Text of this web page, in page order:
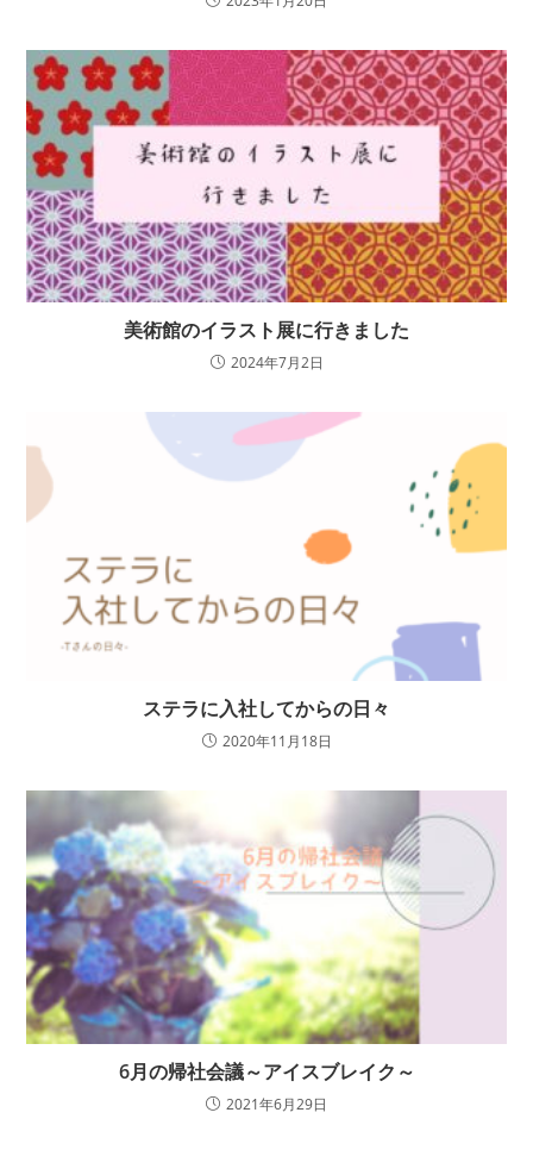
美術館のイラスト展に行きました
2024年7月2日
ステラに入社してからの日々
2020年11月18日
6月の帰社会議～アイスブレイク～
2021年6月29日